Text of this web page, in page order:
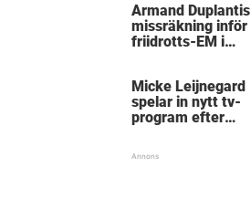
Armand Duplantis
missräkning inför
friidrotts-EM i
Micke Leijnegard
spelar in nytt tv-
program efter